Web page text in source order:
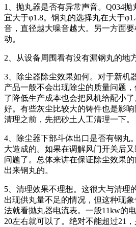
1、抛丸器是否有异常声音。Q034
宜大于φ1.8。钢丸的选择丸在大于
音，直径越大噪音越大。另一方面
动。
2、从设备周围看有没有漏钢丸的地
3、除尘器除尘效果如何。对于新机
产品一般不会出现除尘的质量问题
了降低生产成本也会把风机给配小
好。有些灰尘比较大的铸件也是影
清理之前，先把砂土人工清理一下。
4、除尘器下部斗体出口是否有钢丸
大造成的。如果在调解风门开关后
问题了。总体来讲在保证除尘效果
出来钢丸的。
5、清理效果不理想。这很大与清理
出现供丸量不足的情况，但这种现
法就看抛丸器电流表。一般11kw的
20左右就可以了。绝对不能超过21